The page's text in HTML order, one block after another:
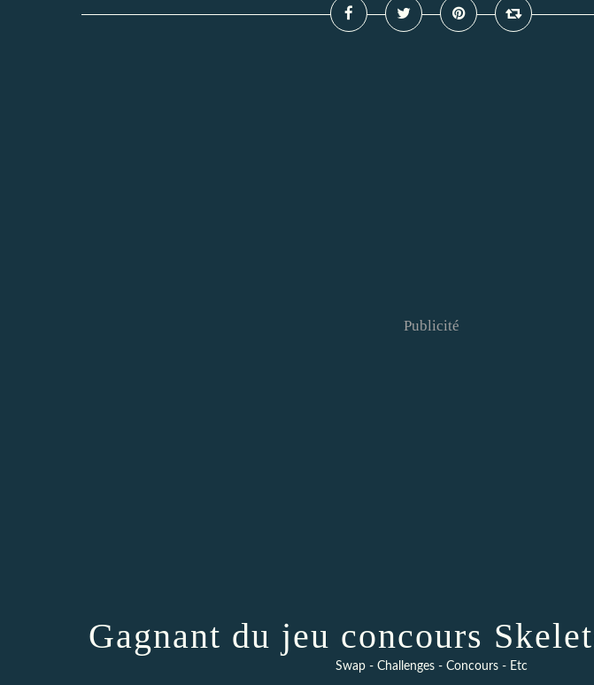
Publicité
Gagnant du jeu concours
Swap - Challenges - Concours - Etc